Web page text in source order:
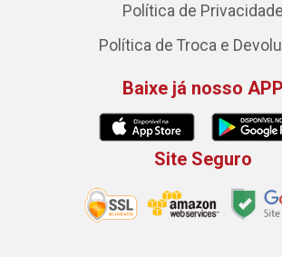
Política de Privacidade
Política de Troca e
Baixe já nosso APP
Site Seguro